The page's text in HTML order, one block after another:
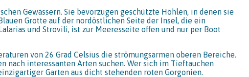
Gewässern. Sie bevorzugen geschützte Höhlen, in denen sie
Grotte auf der nordöstlichen Seite der Insel, die ein
und Strovili, ist zur Meeresseite offen und nur per Boot
von 26 Grad Celsius die strömungsarmen oberen Bereiche.
nach interessanten Arten suchen. Wer sich im Tieftauchen
Garten aus dicht stehenden roten Gorgonien.